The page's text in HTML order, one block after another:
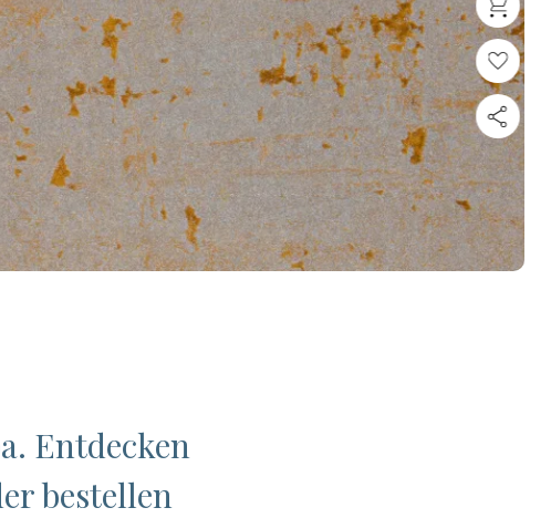
Entdecken
bestellen